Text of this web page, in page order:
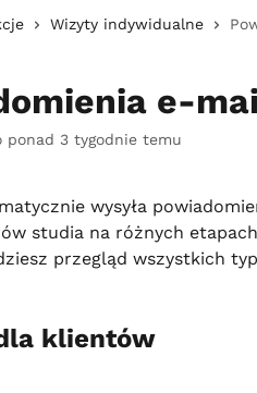
Wizyty indywidualne
e-
ponad 3 tygodnie temu
wysyła
studia na różnych
przegląd wszystkich
klientów